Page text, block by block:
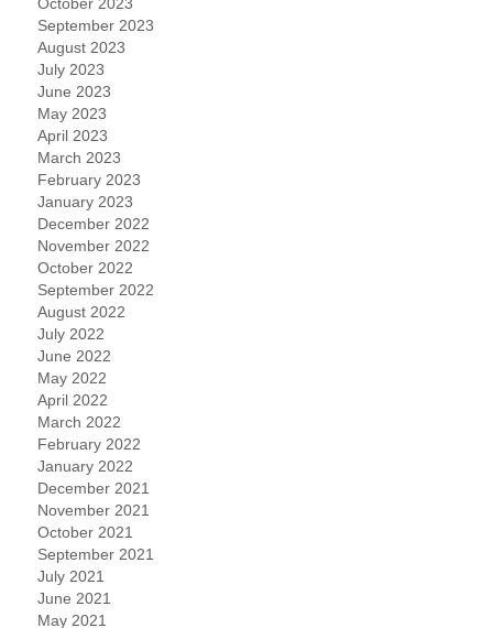
September 2023
August 2023
July 2023
June 2023
May 2023
April 2023
March 2023
February 2023
January 2023
December 2022
November 2022
October 2022
September 2022
August 2022
July 2022
June 2022
May 2022
April 2022
March 2022
February 2022
January 2022
December 2021
November 2021
October 2021
September 2021
July 2021
June 2021
May 2021